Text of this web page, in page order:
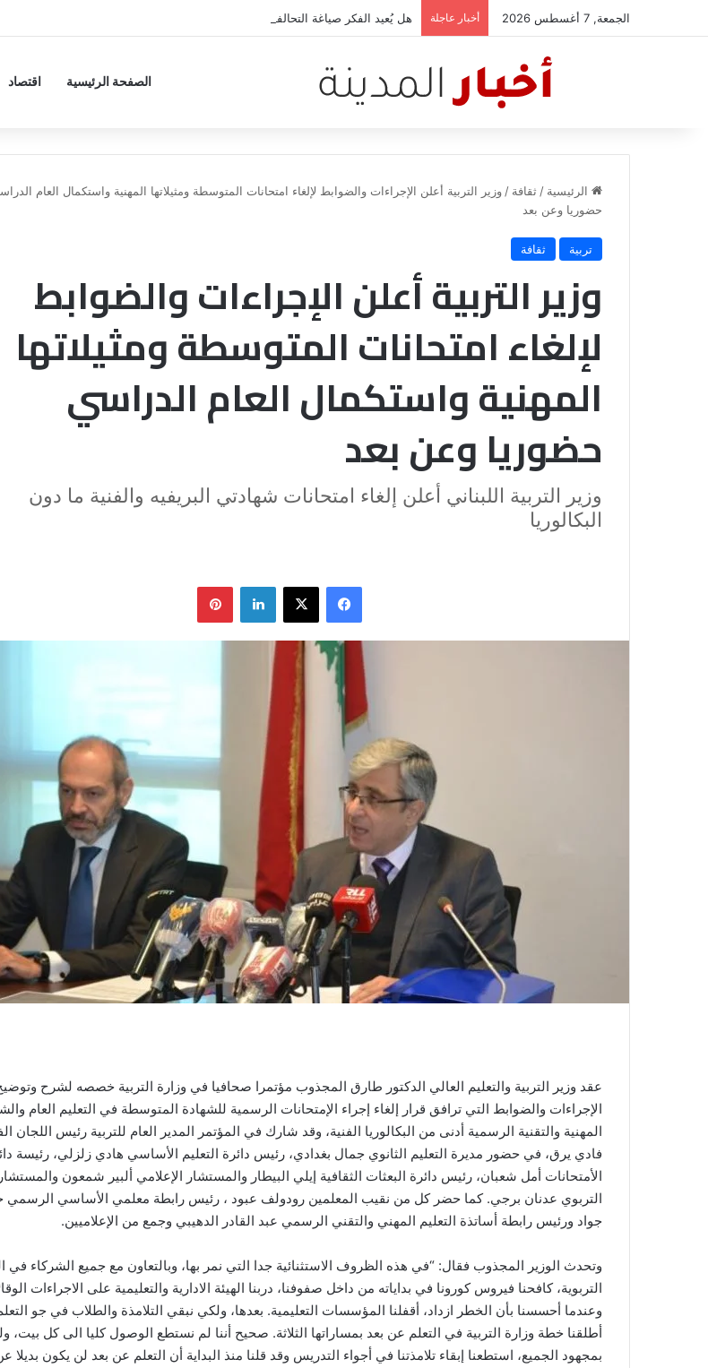
الجمعة, 7 أغسطس 2026 أخبار عاجلة هل يُعيد الفكر صياغة التحالفات؟.. وارف قميحة والرهان على العمق المعرفي مع الصين
الصفحة الرئيسية اقتصاد
الرئيسية / ثقافة / وزير التربية أعلن الإجراءات والضوابط لإلغاء امتحانات المتوسطة ومثيلاتها المهنية واستكمال العام
حضوريا وعن بعد
تربية ثقافة
وزير التربية أعلن الإجراءات والضوابط
لإلغاء امتحانات المتوسطة ومثيلاتها
المهنية واستكمال العام الدراسي
حضوريا وعن بعد
وزير التربية اللبناني أعلن إلغاء امتحانات شهادتي البريفيه والفنية ما دون
البكالوريا
فيسبوك ‫X لينكدإن بينتيريست
عقد وزير التربية والتعليم العالي الدكتور طارق المجذوب مؤتمرا صحافيا في وزارة التربية خصصه لشرح
الإجراءات والضوابط التي ترافق قرار إلغاء إجراء الإمتحانات الرسمية للشهادة المتوسطة في التعليم العام
المهنية والتقنية الرسمية أدنى من البكالوريا الفنية، وقد شارك في المؤتمر المدير العام للتربية رئيس اللجان
فادي يرق، في حضور مديرة التعليم الثانوي جمال بغدادي، رئيس دائرة التعليم الأساسي هادي زلزلي، رئيسة
الأمتحانات أمل شعبان، رئيس دائرة البعثات الثقافية إيلي البيطار والمستشار الإعلامي ألبير شمعون والمستشار
التربوي عدنان برجي. كما حضر كل من نقيب المعلمين رودولف عبود ، رئيس رابطة معلمي الأساسي
جواد ورئيس رابطة أساتذة التعليم المهني والتقني الرسمي عبد القادر الدهيبي وجمع من الإعلاميين.
وتحدث الوزير المجذوب فقال: “في هذه الظروف الاستثنائية جدا التي نمر بها، وبالتعاون مع جميع الشركاء في
التربوية، كافحنا فيروس كورونا في بداياته من داخل صفوفنا، دربنا الهيئة الادارية والتعليمية على الاجراءات
وعندما أحسسنا بأن الخطر ازداد، أقفلنا المؤسسات التعليمية. بعدها، ولكي نبقي التلامذة والطلاب في جو
أطلقنا خطة وزارة التربية في التعلم عن بعد بمساراتها الثلاثة. صحيح أننا لم نستطع الوصول كليا الى كل بيت،
بمجهود الجميع، استطعنا إبقاء تلامذتنا في أجواء التدريس وقد قلنا منذ البداية أن التعلم عن بعد لن يكون بديلا